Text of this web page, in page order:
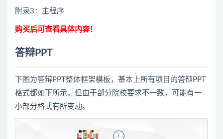
附录3：主程序
购买后可查看具体内容！
答辩PPT
下图为答辩PPT整体框架模板，基本上所有项目的答辩PPT
格式都如下所示，但由于部分院校要求不一致，可能有一
小部分格式有所变动。